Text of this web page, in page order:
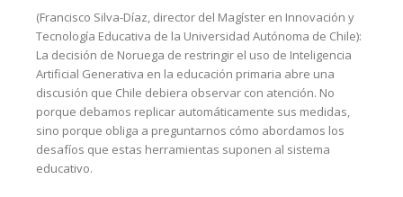
(Francisco Silva-Díaz, director del Magíster en Innovación y
Tecnología Educativa de la Universidad Autónoma de Chile):
La decisión de Noruega de restringir el uso de Inteligencia
Artificial Generativa en la educación primaria abre una
discusión que Chile debiera observar con atención. No
porque debamos replicar automáticamente sus medidas,
sino porque obliga a preguntarnos cómo abordamos los
desafíos que estas herramientas suponen al sistema
educativo.